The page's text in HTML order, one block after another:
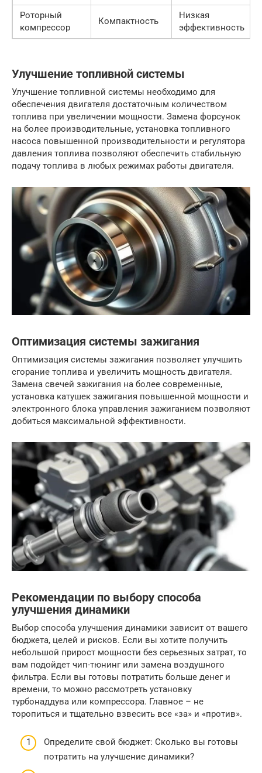
Роторный
компрессор
Компактность
Низкая
эффективность
Улучшение топливной системы
Улучшение топливной системы необходимо для
обеспечения двигателя достаточным количеством
топлива при увеличении мощности. Замена форсунок
на более производительные, установка топливного
насоса повышенной производительности и регулятора
давления топлива позволяют обеспечить стабильную
подачу топлива в любых режимах работы двигателя.
Оптимизация системы зажигания
Оптимизация системы зажигания позволяет улучшить
сгорание топлива и увеличить мощность двигателя.
Замена свечей зажигания на более современные,
установка катушек зажигания повышенной мощности и
электронного блока управления зажиганием позволяют
добиться максимальной эффективности.
Рекомендации по выбору способа
улучшения динамики
Выбор способа улучшения динамики зависит от вашего
бюджета, целей и рисков. Если вы хотите получить
небольшой прирост мощности без серьезных затрат, то
вам подойдет чип-тюнинг или замена воздушного
фильтра. Если вы готовы потратить больше денег и
времени, то можно рассмотреть установку
турбонаддува или компрессора. Главное – не
торопиться и тщательно взвесить все «за» и «против».
Определите свой бюджет: Сколько вы готовы
потратить на улучшение динамики?